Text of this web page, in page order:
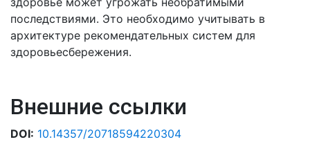
последствиями. Это необходимо учитывать в
архитектуре рекомендательных систем для
здоровьесбережения.
Внешние ссылки
DOI: 10.14357/20718594220304